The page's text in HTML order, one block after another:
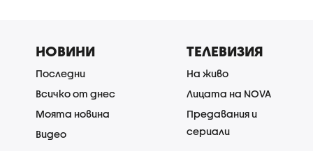
НОВИНИ
Последни
Всичко от днес
Моята новина
Видео
ТЕЛЕВИЗИЯ
На живо
Лицата на NOVA
Предавания и
сериали